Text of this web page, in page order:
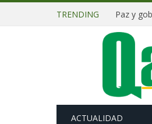
TRENDING
ACTUALIDAD